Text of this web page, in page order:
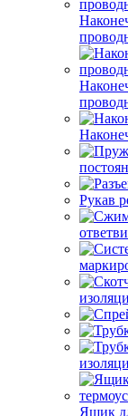
Рукав
Ящик